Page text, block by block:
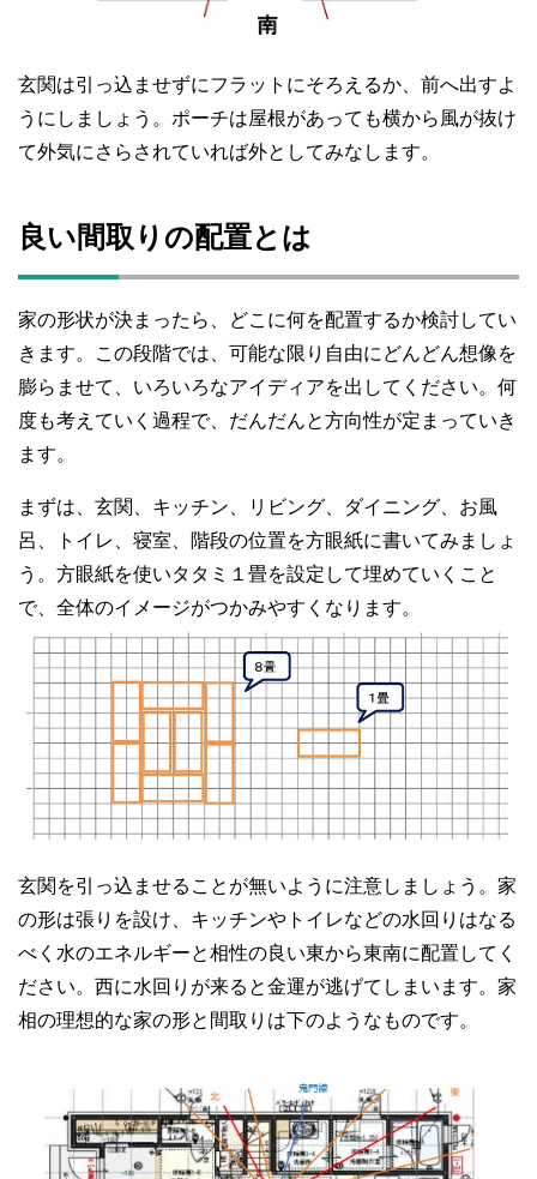
玄関は引っ込ませずにフラットにそろえるか、前へ出すよ
うにしましょう。ポーチは屋根があっても横から風が抜け
て外気にさらされていれば外としてみなします。
良い間取りの配置とは
家の形状が決まったら、どこに何を配置するか検討してい
きます。この段階では、可能な限り自由にどんどん想像を
膨らませて、いろいろなアイディアを出してください。何
度も考えていく過程で、だんだんと方向性が定まっていき
ます。
まずは、玄関、キッチン、リビング、ダイニング、お風
呂、トイレ、寝室、階段の位置を方眼紙に書いてみましょ
う。方眼紙を使いタタミ１畳を設定して埋めていくこと
で、全体のイメージがつかみやすくなります。
玄関を引っ込ませることが無いように注意しましょう。家
の形は張りを設け、キッチンやトイレなどの水回りはなる
べく水のエネルギーと相性の良い東から東南に配置してく
ださい。西に水回りが来ると金運が逃げてしまいます。家
相の理想的な家の形と間取りは下のようなものです。